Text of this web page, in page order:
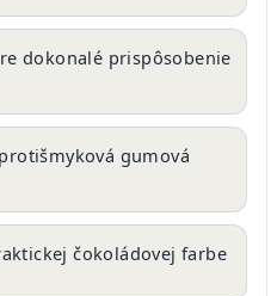
dokonalé prispôsobenie
gumová
čokoládovej farbe